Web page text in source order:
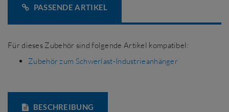
PASSENDE ARTIKEL
Für dieses Zubehör sind folgende Artikel kompatibel:
Zubehör zum Schwerlast-Industrieanhänger
BESCHREIBUNG